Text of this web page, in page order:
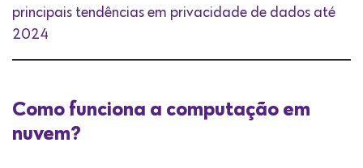
principais tendências em privacidade de dados até
2024
Como funciona a computação em
nuvem?